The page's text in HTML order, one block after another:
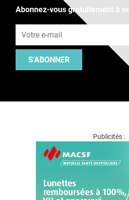
Abonnez-vous gratuitement à
S'ABONNER
Publicités :